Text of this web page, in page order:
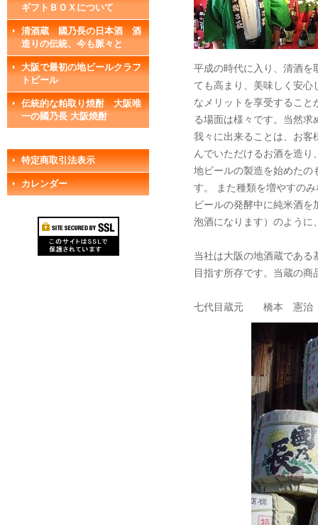
ギフトＢＯＸについて
清酒蔵 國乃長の日本酒 酒
造りの伝統、今も脈々と
大阪で最初の地ビールクラフ
トビール
伝統的な粕取り焼酎 大阪唯
一の國乃長 大阪焼酎
特定商取引法表示
カレンダー
平成の時代に入り、清酒を
ても高まり、美味しく安
なメリットを享受するこ
る場面は様々です。当然
我々に出来ることは、お客
んでいただけるお酒を造
地ビールの製造を始めたの
す。 また種類を増やすの
ビールの発酵中に純米酒
泡酒になります）のように
当社は大阪の地酒蔵であ
目指す所存です。当蔵の
七代目蔵元 橋本 憲治